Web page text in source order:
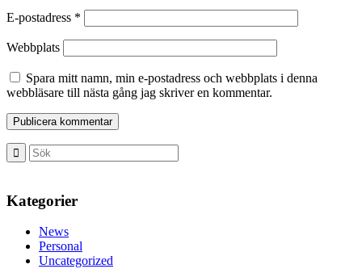
E-postadress *
Webbplats
Spara mitt namn, min e-postadress och webbplats i denna
webbläsare till nästa gång jag skriver en kommentar.
Kategorier
News
Personal
Uncategorized